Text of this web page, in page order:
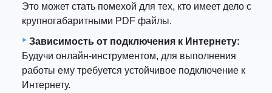
Это может стать помехой для тех, кто имеет дело с
крупногабаритными PDF файлы.
Зависимость от подключения к Интернету:
Будучи онлайн-инструментом, для выполнения
работы ему требуется устойчивое подключение к
Интернету.